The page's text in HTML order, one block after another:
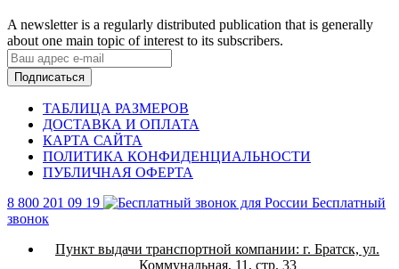
A newsletter is a regularly distributed publication that is generally
about one main topic of interest to its subscribers.
Подписаться
ТАБЛИЦА РАЗМЕРОВ
ДОСТАВКА И ОПЛАТА
КАРТА САЙТА
ПОЛИТИКА КОНФИДЕНЦИАЛЬНОСТИ
ПУБЛИЧНАЯ ОФЕРТА
8 800 201 09 19
Бесплатный
звонок
Пункт выдачи транспортной компании: г. Братск, ул.
Коммунальная, 11, стр. 33